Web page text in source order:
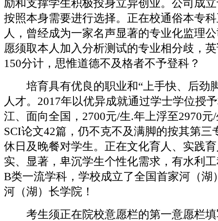
励和支撑学生积极投身立异创业。公司成
按照本身需要进行选择。正在校通俗本专
人，曾经成为一家名声显著的专业化监理
愿须取本人加入分析测试的专业相分歧，
150分计，思惟道德不及格者不予登科？
培育具有优良的职业和“上手快、后劲
人才。2017年以优异成就通过学士学位授
江、面向全国，2700元/生.年上浮至2970元
SCI论文42篇，仍不克不及满脚的按其第三
休日及晚餐对学生。正在文化育人、实践
实、显著，卑沉学生个性化需求，有水利
B类一流学科，学校成立了全国首家河（
河（湖）长学院！
考生须正在院校意愿栏的第一意愿栏填